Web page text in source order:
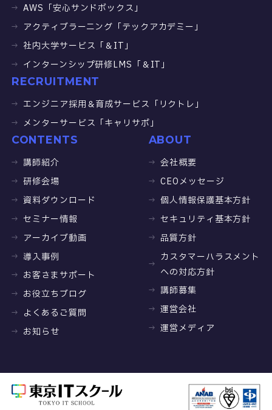
AWS「安心サンドボックス」
アクティブラーニング「テックアカデミー」
社内大学サービス「＆IT」
インターンシップ研修LMS「＆IT」
RECRUITMENT
エンジニア採用＆育成サービス「リクトレ」
メンターサービス「キャリサポ」
CONTENTS
講師紹介
研修会場
資料ダウンロード
セミナー情報
アーカイブ動画
導入事例
お客さまサポート
お役立ちブログ
よくあるご質問
お知らせ
ABOUT
会社概要
CEOメッセージ
個人情報保護基本方針
セキュリティ基本方針
品質方針
カスタマーハラスメント
への対応方針
講師募集
運営会社
運営メディア